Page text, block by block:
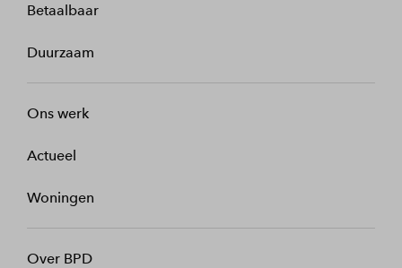
Betaalbaar
Duurzaam
Ons werk
Actueel
Woningen
Over BPD